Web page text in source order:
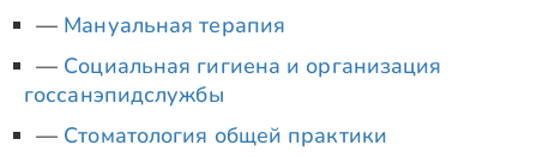
Мануальная терапия
Социальная гигиена и организация
госсанэпидслужбы
Стоматология общей практики